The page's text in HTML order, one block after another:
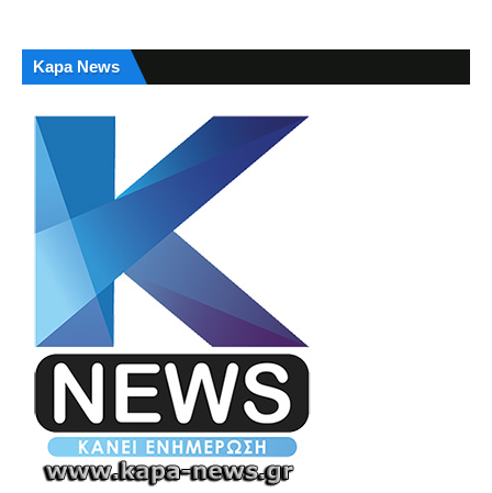
Kapa News